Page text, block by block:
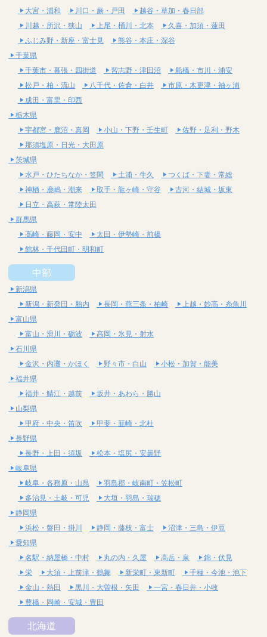
大宮・浦和 川口・蕨・戸田
越谷・草加・春日部
川越・所沢・狭山
上尾・桶川・北本
久喜・加須・蓮田
ふじみ野・新座・富士見
熊谷・本庄・深谷
千葉県
千葉市・幕張・四街道
習志野・津田沼
船橋・市川・浦安
松戸・柏・流山
八千代・佐倉・白井
市原・木更津・袖ヶ浦
成田・富里・印西
栃木県
宇都宮・鹿沼・真岡
小山・下野・壬生町
佐野・足利・野木
那須塩原・日光・大田原
茨城県
水戸・ひたちなか・笠間
土浦・牛久
つくば・下妻・常総
神栖・鹿嶋・潮来
取手・龍ヶ崎・守谷
古河・結城・坂東
日立・高萩・常陸太田
群馬県
高崎・藤岡・安中
太田・伊勢崎・前橋
館林・千代田町・明和町
中部
新潟県
新潟・新発田・胎内
長岡・燕三条・柏崎
上越・妙高・糸魚川
富山県
富山・滑川・砺波
高岡・氷見・射水
石川県
金沢・内灘・かほく
野々市・白山
小松・加賀・能美
福井県
福井・鯖江・越前
坂井・あわら・勝山
山梨県
甲府・中央・笛吹
甲斐・韮崎・北杜
長野県
長野・上田・須坂
松本・塩尻・安曇野
岐阜県
岐阜・各務原・山県
羽島郡・岐南町・笠松町
多治見・土岐・可児
大垣・羽島・瑞穂
静岡県
浜松・磐田・掛川
静岡・藤枝・富士
沼津・三島・伊豆
愛知県
名駅・納屋橋・中村
丸の内・久屋 高岳・泉
錦・伏見
栄
大須・上前津・鶴舞 新栄町・東新町
千種・今池・池下
金山・熱田
黒川・大曽根・矢田
一宮・春日井・小牧
豊橋・岡崎・安城・豊田
北海道